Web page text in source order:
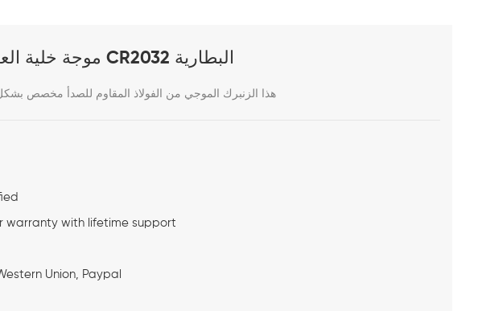
موجة خلية العملة الربيع (بلفيل غسالات) عن CR2032 البطارية
هذا الزنبرك الموجي من الفولاذ المقاوم للصدأ مخصص بشكل
warranty with lifetime support
Union, Paypal